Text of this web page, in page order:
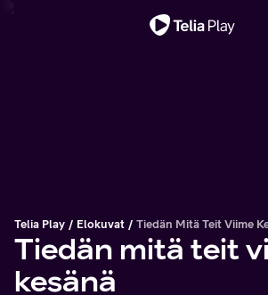
Telia Play Elokuvat Tiedän Mitä Teit Viime
Tiedän mitä teit
kesänä